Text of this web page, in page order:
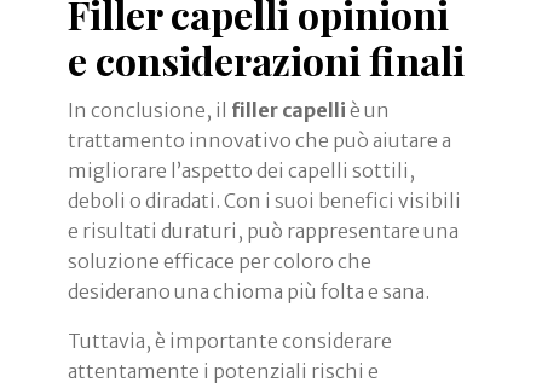
Filler capelli opinioni
e considerazioni finali
In conclusione, il filler capelli è un
trattamento innovativo che può aiutare a
migliorare l’aspetto dei capelli sottili,
deboli o diradati. Con i suoi benefici visibili
e risultati duraturi, può rappresentare una
soluzione efficace per coloro che
desiderano una chioma più folta e sana.
Tuttavia, è importante considerare
attentamente i potenziali rischi e